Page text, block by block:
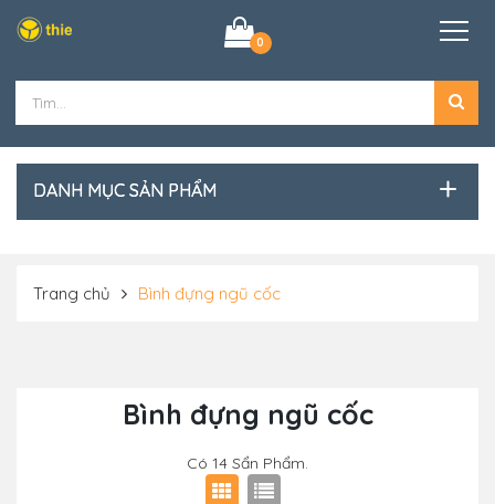
0
DANH MỤC SẢN PHẨM
Trang chủ Bình đựng ngũ cốc
Bình đựng ngũ cốc
Có 14 Sẩn Phẩm.